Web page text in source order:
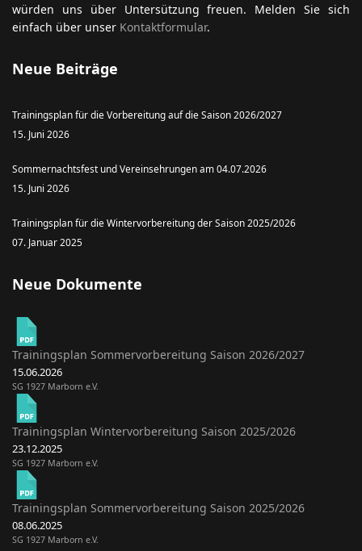
würden uns über Untersützung freuen. Melden Sie sich
einfach über unser Kontaktformular.
Neue Beiträge
Trainingsplan für die Vorbereitung auf die Saison 2026/2027
15. Juni 2026
Sommernachtsfest und Vereinsehrungen am 04.07.2026
15. Juni 2026
Trainingsplan für die Wintervorbereitung der Saison 2025/2026
07. Januar 2025
Neue Dokumente
Trainingsplan Sommervorbereitung Saison 2026/2027
15.06.2026
SG 1927 Marborn e.V.
Trainingsplan Wintervorbereitung Saison 2025/2026
23.12.2025
SG 1927 Marborn e.V.
Trainingsplan Sommervorbereitung Saison 2025/2026
08.06.2025
SG 1927 Marborn e.V.